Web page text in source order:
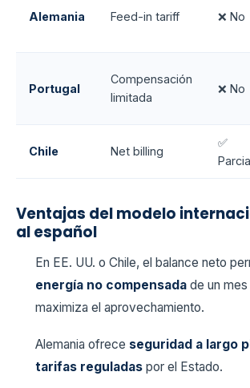
Alemania Feed-in tariff ❌ No
Portugal
Compensación
limitada
❌ No
Chile Net billing
✅
Ventajas del modelo
al español
En EE. UU. o Chile, el balance neto
energía no compensada de un
maximiza el aprovechamiento.
Alemania ofrece seguridad a largo
tarifas reguladas por el Estado.